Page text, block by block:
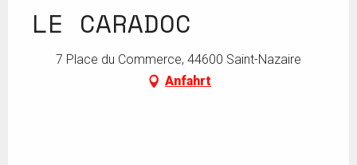
LE CARADOC
7 Place du Commerce, 44600 Saint-Nazaire
Anfahrt